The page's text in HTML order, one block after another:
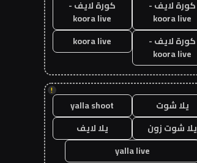
كورة لايف -
koora live
كورة لايف -
koora live
كورة لايف -
koora live
koora live
!
يلا شوت
yalla shoot
يلا شوت زون
يلا لايف
yalla live